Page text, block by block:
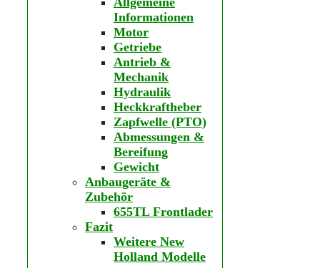
Informationen
Motor
Getriebe
Antrieb &
Mechanik
Hydraulik
Heckkraftheber
Zapfwelle (PTO)
Abmessungen &
Bereifung
Gewicht
Anbaugeräte &
Zubehör
655TL Frontlader
Fazit
Weitere New
Holland Modelle